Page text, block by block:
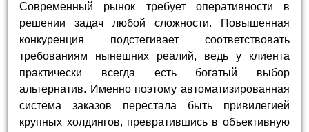
Современный рынок требует оперативности в
решении задач любой сложности. Повышенная
конкуренция подстегивает соответствовать
требованиям нынешних реалий, ведь у клиента
практически всегда есть богатый выбор
альтернатив. Именно поэтому автоматизированная
система заказов перестала быть привилегией
крупных холдингов, превратившись в объективную